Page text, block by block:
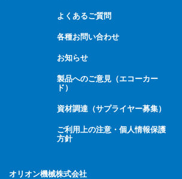
よくあるご質問
各種お問い合わせ
お知らせ
製品へのご意見（エコーカー
ド）
資材調達（サプライヤー募集）
ご利用上の注意・個人情報保護
方針
オリオン機械株式会社